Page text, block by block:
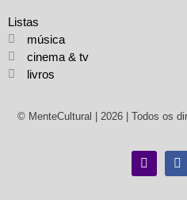
Listas
música
cinema & tv
livros
© MenteCultural | 2026 | Todos os